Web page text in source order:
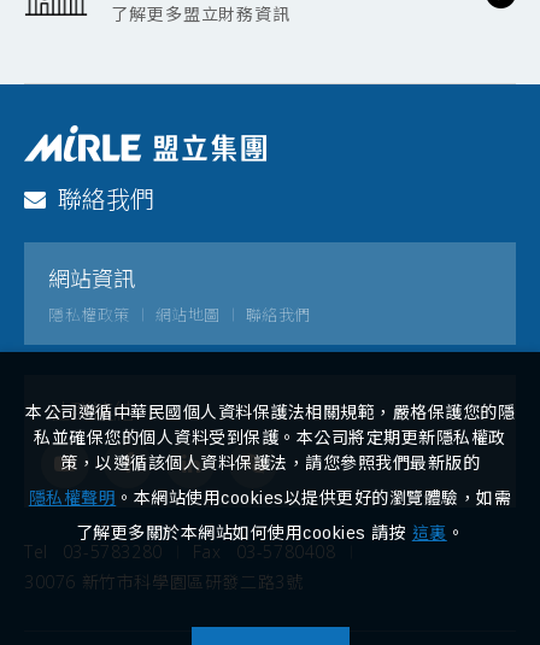
了解更多盟立財務資訊
聯絡我們
網站資訊
隱私權政策 網站地圖 聯絡我們
社群連結
Tel 03-5783280 Fax
03-5780408
30076 新竹市科學園區研發二路3號
本公司遵循中華民國個人資料保護法相關規範，嚴格保護您的隱
私並確保您的個人資料受到保護。本公司將定期更新隱私權政
策，以遵循該個人資料保護法，請您參照我們最新版的
隱私權聲明 。本網站使用cookies以提供更好的瀏覽體驗，如需
了解更多關於本網站如何使用cookies 請按 這裏 。